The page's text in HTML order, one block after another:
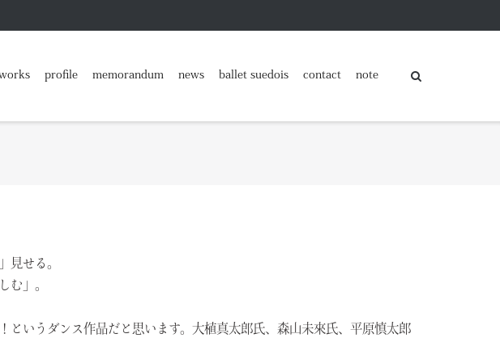
profile memorandum news ballet suedois contact note
見せる。
む」。
というダンス作品だと思います。大植真太郎氏、森山未來氏、平原慎太郎